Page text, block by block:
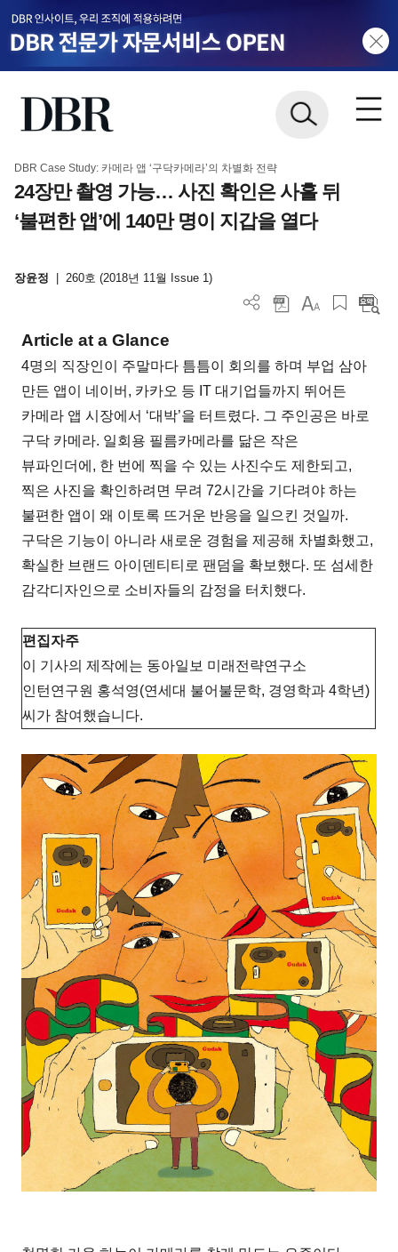
DBR Case Study: 카메라 앱 ‘구닥카메라’의 차별화 전략
24장만 촬영 가능… 사진 확인은 사흘 뒤
‘불편한 앱’에 140만 명이 지갑을 열다
장윤정 260호 (2018년 11월 Issue 1)
Article at a Glance
4명의 직장인이 주말마다 틈틈이 회의를 하며 부업 삼아
만든 앱이 네이버, 카카오 등 IT 대기업들까지 뛰어든
카메라 앱 시장에서 ‘대박’을 터트렸다. 그 주인공은 바로
구닥 카메라. 일회용 필름카메라를 닮은 작은
뷰파인더에, 한 번에 찍을 수 있는 사진수도 제한되고,
찍은 사진을 확인하려면 무려 72시간을 기다려야 하는
불편한 앱이 왜 이토록 뜨거운 반응을 일으킨 것일까.
구닥은 기능이 아니라 새로운 경험을 제공해 차별화했고,
확실한 브랜드 아이덴티티로 팬덤을 확보했다. 또 섬세한
감각디자인으로 소비자들의 감정을 터치했다.
편집자주
이 기사의 제작에는 동아일보 미래전략연구소
인턴연구원 홍석영(연세대 불어불문학, 경영학과 4학년)
씨가 참여했습니다.